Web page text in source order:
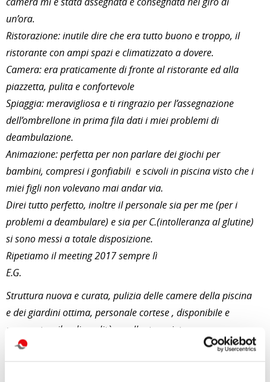
un’ora.
Ristorazione: inutile dire che era tutto buono e troppo, il
ristorante con ampi spazi e climatizzato a dovere.
Camera: era praticamente di fronte al ristorante ed alla
piazzetta, pulita e confortevole
Spiaggia: meravigliosa e ti ringrazio per l’assegnazione
dell’ombrellone in prima fila dati i miei problemi di
deambulazione.
Animazione: perfetta per non parlare dei giochi per
bambini, compresi i gonfiabili e scivoli in piscina visto che i
miei figli non volevano mai andar via.
Direi tutto perfetto, inoltre il personale sia per me (per i
problemi a deambulare) e sia per C.(intolleranza al glutine)
si sono messi a totale disposizione.
Ripetiamo il meeting 2017 sempre lì
E.G.
Struttura nuova e curata, pulizia delle camere della piscina
e dei giardini ottima, personale cortese , disponibile e
preparato, cibo di qualità eccellente e pietanze
diversificate, ogni giorno un menù differente abbondante e